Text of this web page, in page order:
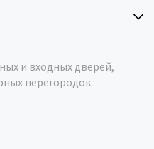
и входных дверей,
перегородок.